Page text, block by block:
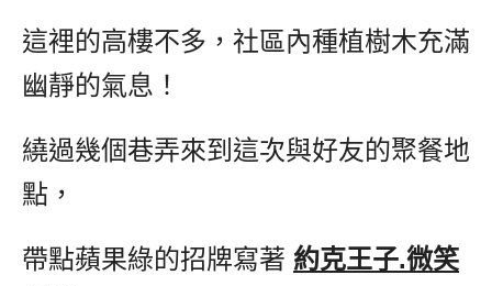
這裡的高樓不多，社區內種植樹木充滿
幽靜的氣息！
繞過幾個巷弄來到這次與好友的聚餐地
點，
帶點蘋果綠的招牌寫著 約克王子.微笑